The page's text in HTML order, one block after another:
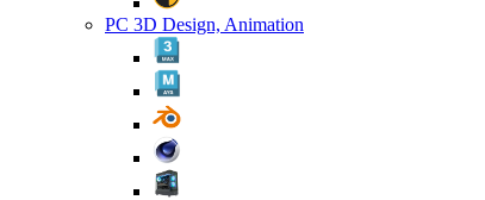
PC 3D Design, Animation